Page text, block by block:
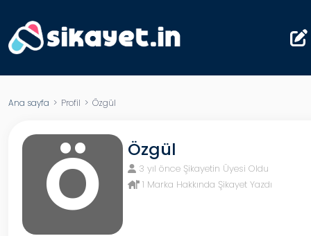
Ana sayfa > Profil > Özgül
Ö Özgül
3 yıl önce Şikayetin Üyesi Oldu
1 Marka Hakkında Şikayet Yazdı